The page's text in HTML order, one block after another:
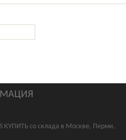
со склада в Москве, Перми,